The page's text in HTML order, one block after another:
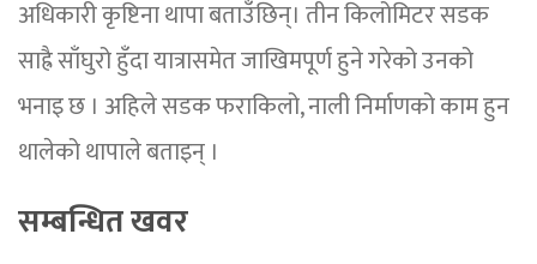
अधिकारी कृष्टिना थापा बताउँछिन्। तीन किलोमिटर सडक
साह्रै साँघुरो हुँदा यात्रासमेत जाखिमपूर्ण हुने गरेको उनको
भनाइ छ । अहिले सडक फराकिलो, नाली निर्माणको काम हुन
थालेको थापाले बताइन् ।
सम्बन्धित खवर